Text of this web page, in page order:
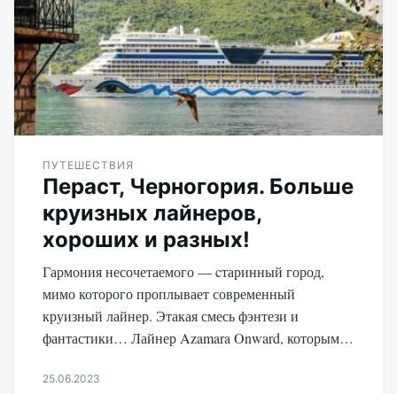
ПУТЕШЕСТВИЯ
Пераст, Черногория. Больше
круизных лайнеров,
хороших и разных!
Гармония несочетаемого — cтаринный город,
мимо которого проплывает современный
круизный лайнер. Этакая смесь фэнтези и
фантастики… Лайнер Azamara Onward, которым…
25.06.2023